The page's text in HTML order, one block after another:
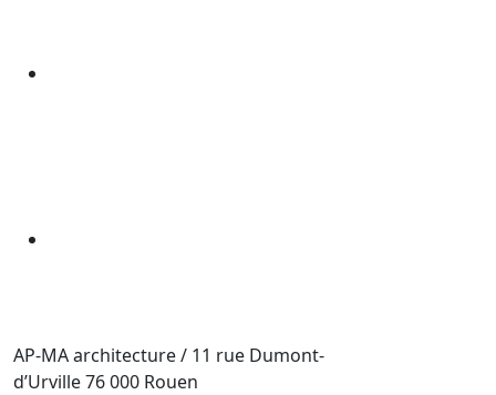
AP-MA architecture/ 11 rue Dumont-
d’Urville76 000 Rouen